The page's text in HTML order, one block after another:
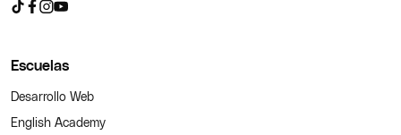
Escuelas
Desarrollo Web
English Academy